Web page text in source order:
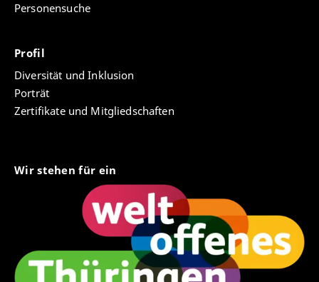
Personensuche
Profil
Diversität und Inklusion
Porträt
Zertifikate und Mitgliedschaften
Wir stehen für ein